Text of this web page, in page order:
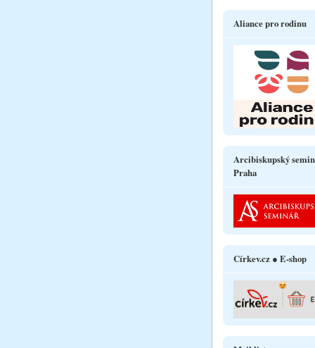
Aliance pro rodinu
Arcibiskupský
Praha
Církev.cz ● E-shop